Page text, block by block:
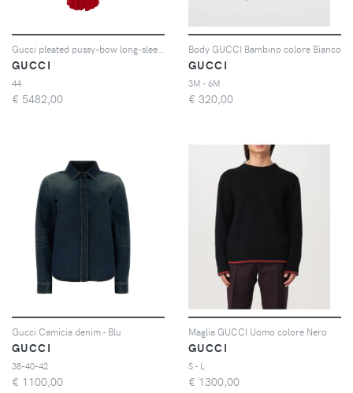
GUCCI
44
€ 5482,00
Body GUCCI Bambino colore Bianco
GUCCI
3M - 6M
€ 320,00
Gucci Camicia denim - Blu
GUCCI
38-40-42
€ 1100,00
Maglia GUCCI Uomo colore Nero
GUCCI
S - L
€ 1300,00